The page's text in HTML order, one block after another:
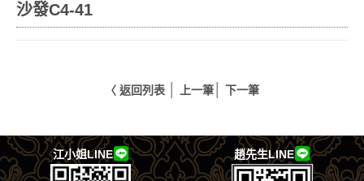
沙發C4-41
〈 返回列表 上一筆 下一筆
江小姐LINE 趙先生LINE